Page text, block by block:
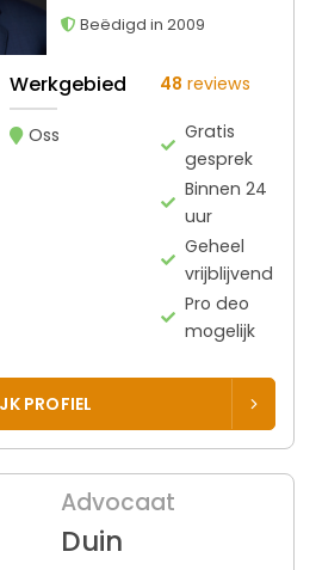
Beëdigd in 2009
Werkgebied
Oss
48 reviews
Gratis
gesprek
Binnen 24
uur
Geheel
vrijblijvend
Pro deo
mogelijk
PROFIEL
Advocaat
Duin